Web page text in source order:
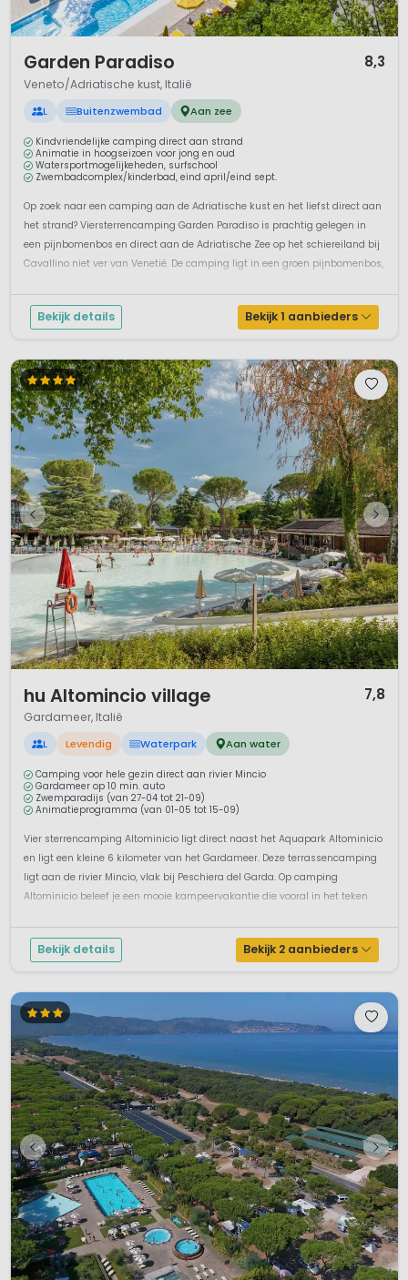
Garden Paradiso 8,3
Veneto/Adriatische kust, Italië
L Buitenzwembad Aan zee
Kindvriendelijke camping direct aan strand
Animatie in hoogseizoen voor jong en oud
Watersportmogelijkeheden, surfschool
Zwembadcomplex/kinderbad, eind april/eind sept.
Op zoek naar een camping aan de Adriatische kust en het liefst direct aan
het strand? Viersterrencamping Garden Paradiso is prachtig gelegen in
een pijnbomenbos en direct aan de Adriatische Zee op het schiereiland bij
Cavallino niet ver van Venetië. De camping ligt in een groen pijnbomenbos,
Bekijk details Bekijk 1 aanbieders
hu Altomincio village 7,8
Gardameer, Italië
L Levendig Waterpark Aan water
Camping voor hele gezin direct aan rivier Mincio
Gardameer op 10 min. auto
Zwemparadijs (van 27-04 tot 21-09)
Animatieprogramma (van 01-05 tot 15-09)
Vier sterrencamping Altominicio ligt direct naast het Aquapark Altominicio
en ligt een kleine 6 kilometer van het Gardameer. Deze terrassencamping
ligt aan de rivier Mincio, vlak bij Peschiera del Garda. Op camping
Altominicio beleef je een mooie kampeervakantie die vooral in het teken
Bekijk details Bekijk 2 aanbieders